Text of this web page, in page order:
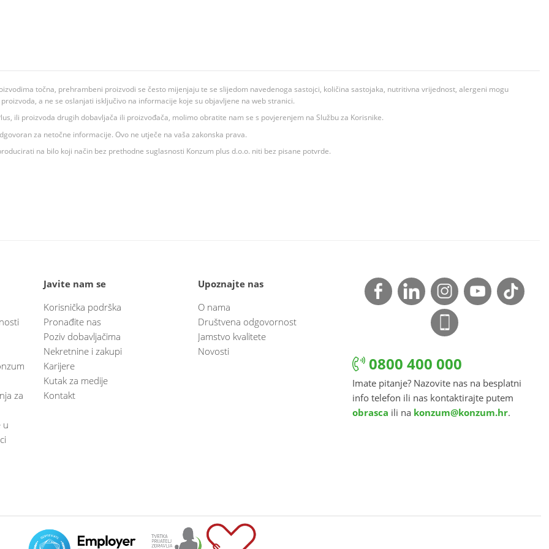
točna, prehrambeni proizvodi se često mijenjaju te se slijedom navedenoga sastojci, količina sastojaka, nutritivna vrijednost, alergeni mogu
a ne se oslanjati isključivo na informacije koje su objavljene na web stranici.
ili proizvoda drugih dobavljača ili proizvođača, molimo obratite nam se s povjerenjem na Službu za Korisnike.
za netočne informacije. Ovo ne utječe na vaša zakonska prava.
na bilo koji način bez prethodne suglasnosti Konzum plus d.o.o. niti bez pisane potvrde.
za
u
Javite nam se
Korisnička podrška
Pronađite nas
Poziv dobavljačima
Nekretnine i zakupi
Karijere
Kutak za medije
Kontakt
Upoznajte nas
O nama
Društvena odgovornost
Jamstvo kvalitete
Novosti
0800 400 000
Imate pitanje? Nazovite nas na besplatni
info telefon ili nas kontaktirajte putem
obrasca ili na konzum@konzum.hr.